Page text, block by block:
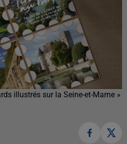
illustrés sur la Seine-et-Marne »